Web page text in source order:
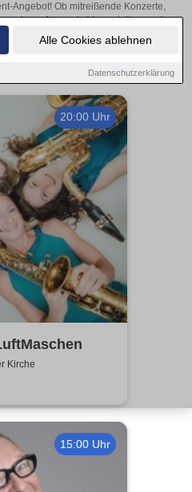
Alle Cookies ablehnen
Datenschutzerklärung
Angebot! Ob mitreißende Konzerte,
oder aufregende Veranstaltungen in
alles im Überblick und Tickets.
20:00 Uhr
Kirche
15:00 Uhr